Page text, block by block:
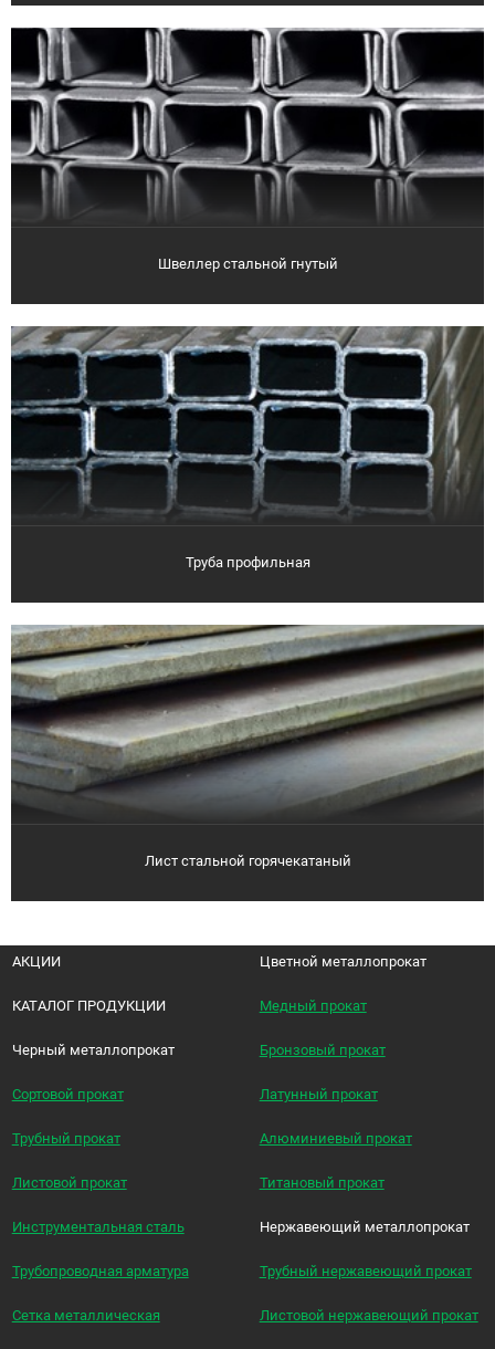
Швеллер стальной гнутый
Труба профильная
Лист стальной горячекатаный
АКЦИИ
КАТАЛОГ ПРОДУКЦИИ
Черный металлопрокат
Сортовой прокат
Трубный прокат
Листовой прокат
Инструментальная сталь
Трубопроводная арматура
Сетка металлическая
Цветной металлопрокат
Медный прокат
Бронзовый прокат
Латунный прокат
Алюминиевый прокат
Титановый прокат
Нержавеющий металлопрокат
Трубный нержавеющий прокат
Листовой нержавеющий прокат